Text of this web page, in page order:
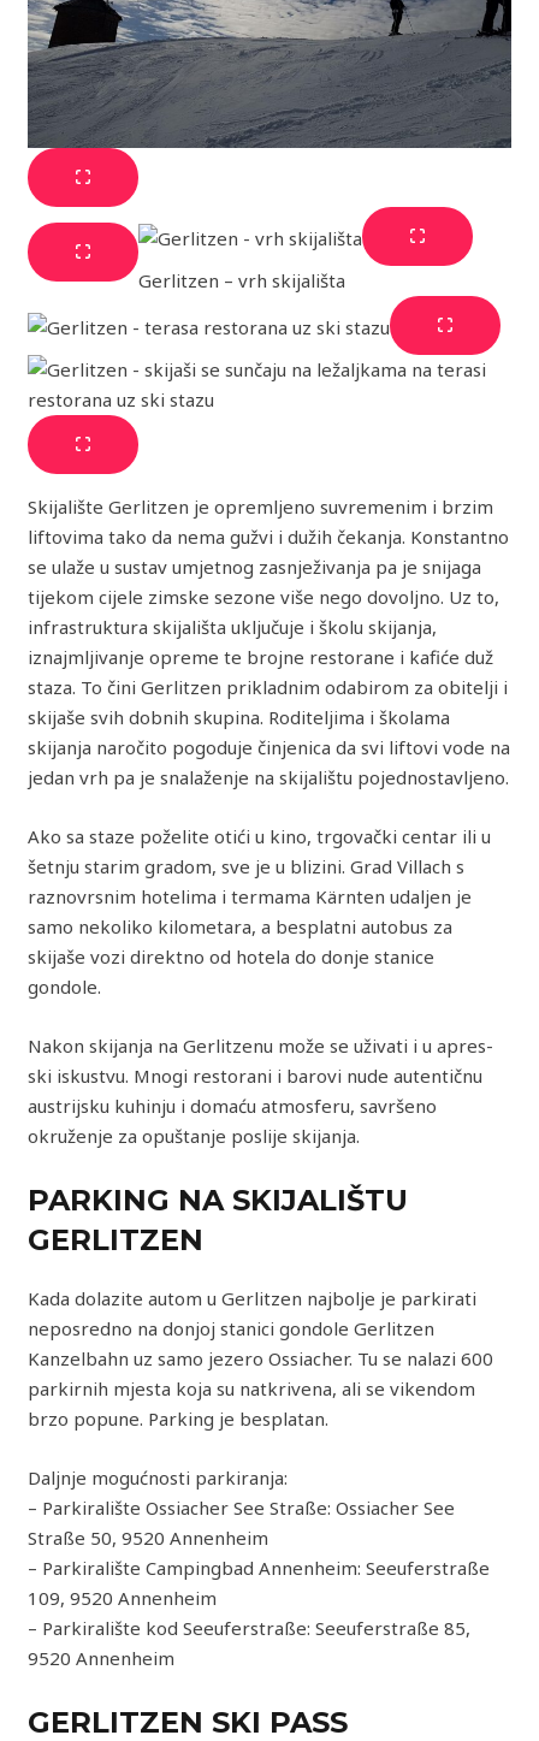
Gerlitzen – vrh skijališta
Skijalište Gerlitzen je opremljeno suvremenim i brzim
liftovima tako da nema gužvi i dužih čekanja. Konstantno
se ulaže u sustav umjetnog zasnježivanja pa je snijaga
tijekom cijele zimske sezone više nego dovoljno. Uz to,
infrastruktura skijališta uključuje i školu skijanja,
iznajmljivanje opreme te brojne restorane i kafiće duž
staza. To čini Gerlitzen prikladnim odabirom za obitelji i
skijaše svih dobnih skupina. Roditeljima i školama
skijanja naročito pogoduje činjenica da svi liftovi vode na
jedan vrh pa je snalaženje na skijalištu pojednostavljeno.
Ako sa staze poželite otići u kino, trgovački centar ili u
šetnju starim gradom, sve je u blizini. Grad Villach s
raznovrsnim hotelima i termama Kärnten udaljen je
samo nekoliko kilometara, a besplatni autobus za
skijaše vozi direktno od hotela do donje stanice
gondole.
Nakon skijanja na Gerlitzenu može se uživati i u apres-
ski iskustvu. Mnogi restorani i barovi nude autentičnu
austrijsku kuhinju i domaću atmosferu, savršeno
okruženje za opuštanje poslije skijanja.
PARKING NA SKIJALIŠTU
GERLITZEN
Kada dolazite autom u Gerlitzen najbolje je parkirati
neposredno na donjoj stanici gondole Gerlitzen
Kanzelbahn uz samo jezero Ossiacher. Tu se nalazi 600
parkirnih mjesta koja su natkrivena, ali se vikendom
brzo popune. Parking je besplatan.
Daljnje mogućnosti parkiranja:
– Parkiralište Ossiacher See Straße: Ossiacher See
Straße 50, 9520 Annenheim
– Parkiralište Campingbad Annenheim: Seeuferstraße
109, 9520 Annenheim
– Parkiralište kod Seeuferstraße: Seeuferstraße 85,
9520 Annenheim
GERLITZEN SKI PASS